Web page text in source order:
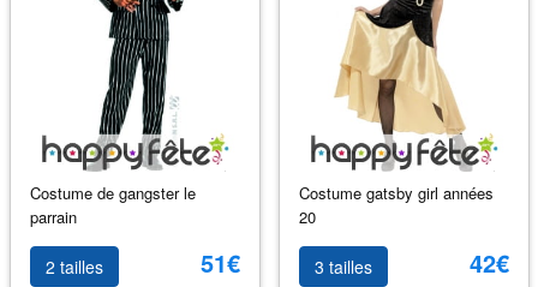
Costume de gangster le
parrain
2 tailles 51€
Costume gatsby girl années
20
3 tailles 42€